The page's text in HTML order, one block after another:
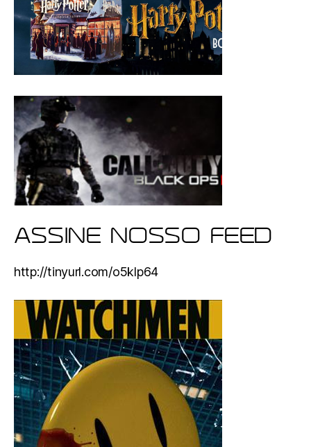
ASSINE NOSSO FEED
http://tinyurl.com/o5klp64